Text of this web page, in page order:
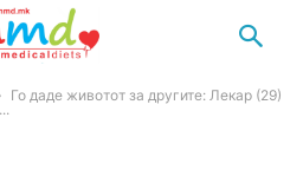
Го даде животот за другите: Лекар (29)